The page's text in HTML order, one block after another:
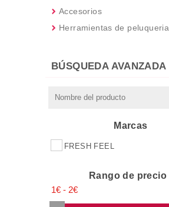
Accesorios
Herramientas de peluqueria
BÚSQUEDA AVANZADA
Marcas
FRESH FEEL
Rango de precio